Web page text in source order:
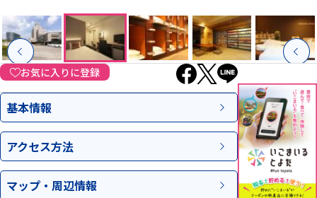
お気に入りに登録
基本情報
アクセス方法
マップ・ 周辺情報